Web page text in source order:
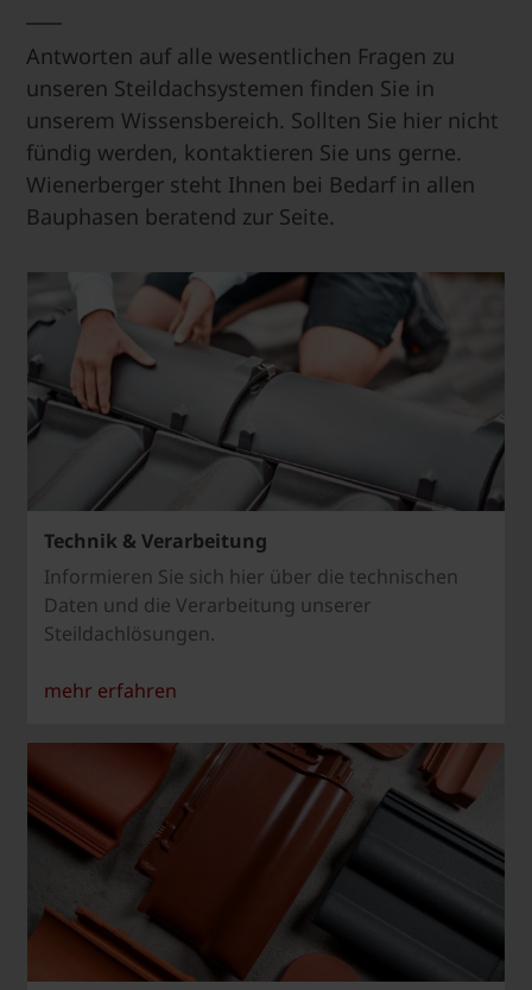
Antworten auf alle wesentlichen Fragen zu
unseren Steildachsystemen finden Sie in
unserem Wissensbereich. Sollten Sie hier nicht
fündig werden, kontaktieren Sie uns gerne.
Wienerberger steht Ihnen bei Bedarf in allen
Bauphasen beratend zur Seite.
Technik & Verarbeitung
Informieren Sie sich hier über die technischen
Daten und die Verarbeitung unserer
Steildachlösungen.
mehr erfahren